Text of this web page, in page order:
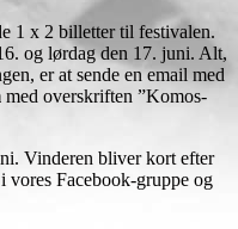
1 x 2 billetter til festivalen.
og lørdag den 17. juni. Alt,
er at sende en email med
med overskriften ”Komos-
Vinderen bliver kort efter
Facebook-gruppe og